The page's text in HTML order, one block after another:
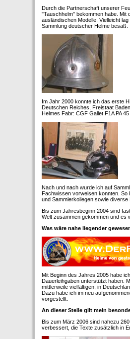
Durch die Partnerschaft unserer
"Tauschhelm" bekommen habe. Mit
ausländischen Modelle. Vielleicht
Sammlung deutscher Helme besaß.
Im Jahr 2000 konnte ich das erste
Deutschen Reiches, Freistaat
Helmes Fabr: CGF Gallet F1A PA
Nach und nach wurde ich auf
Fachwissen vorweisen konnten. So
und Sammlerkollegen sowie
Bis zum Jahresbeginn 2004 sind
Welt zusammen gekommen und es
Was wäre nahe liegender
Mit Beginn des Jahres 2005 habe
Dauerleihgaben unterstützt haben.
mittlerweile vielfältigen, in
Dazu habe ich im neu
vorgestellt.
An dieser Stelle gilt mein
Bis zum März 2006 sind nahezu
verbessert, die Texte zusätzlich in